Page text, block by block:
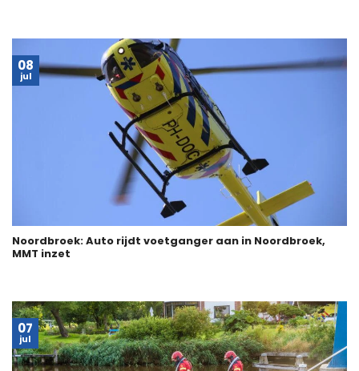
Noordbroek: Auto rijdt voetganger aan in Noordbroek,
MMT inzet
08
jul
07
jul